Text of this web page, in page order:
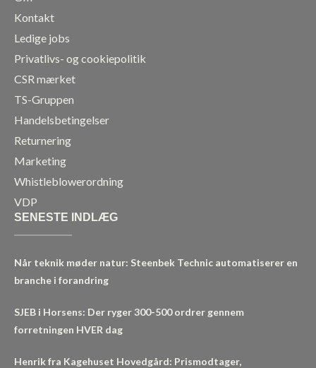
Kontakt
Ledige jobs
Privatlivs- og cookiepolitik
CSR mærket
TS-Gruppen
Handelsbetingelser
Returnering
Marketing
Whistleblowerordning
VDP
SENESTE INDLÆG
Når teknik møder natur: Steenbek Technic automatiserer en
branche i forandring
SJEB i Horsens: Der ryger 300-500 ordrer gennem
forretningen HVER dag
Henrik fra Kagehuset Hovedgård: Prismodtager,